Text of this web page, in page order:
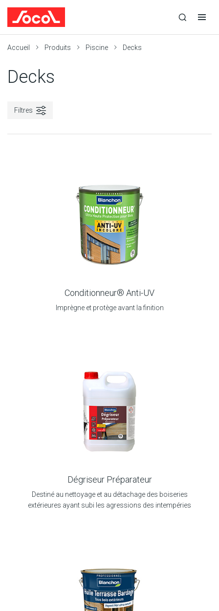
recherche
recherche
navigation
Accueil Produits Piscine Decks
Decks
Filtres
Conditionneur® Anti-UV
Imprègne et protège avant la finition
Dégriseur Préparateur
Destiné au nettoyage et au détachage des boiseries
extérieures ayant subi les agressions des intempéries